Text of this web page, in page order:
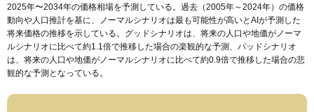
2025年〜2034年の価格相場を予測している。過去（2005年～2024年）の価格
動向や人口推計を基に、ノーマルシナリオは最も可能性が高いとAIが予測した
将来価格の推移を示している。グッドシナリオは、将来の人口や地価がノーマ
ルシナリオに比べて約1.1倍で推移した場合の楽観的な予測、バッドシナリオ
は、将来の人口や地価がノーマルシナリオに比べて約0.9倍で推移した場合の悲
観的な予測となっている。